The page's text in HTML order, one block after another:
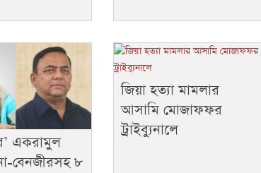
একরামুল
বেনজীরসহ ৮
জিয়া হত্যা মামলার
আসামি মোজাফফর
ট্রাইব্যুনালে